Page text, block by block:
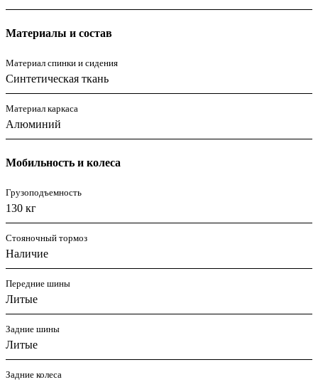
Материалы и состав
Материал спинки и сидения
Синтетическая ткань
Материал каркаса
Алюминий
Мобильность и колеса
Грузоподъемность
130 кг
Стояночный тормоз
Наличие
Передние шины
Литые
Задние шины
Литые
Задние колеса